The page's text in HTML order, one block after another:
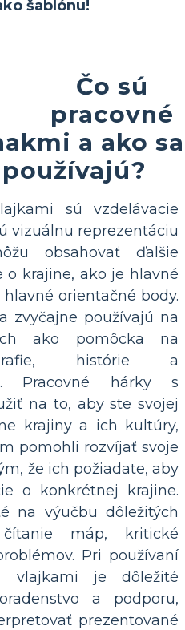
šablónu!
Čo sú
pracovné
a ako sa
sú vzdelávacie
vizuálnu reprezentáciu
obsahovať ďalšie
o krajine, ako je hlavné
orientačné body.
zvyčajne používajú na
ako pomôcka na
histórie a
Pracovné hárky s
na to, aby ste svojej
krajiny a ich kultúry,
pomohli rozvíjať svoje
že ich požiadate, aby
o konkrétnej krajine.
na výučbu dôležitých
máp, kritické
Pri používaní
vlajkami je dôležité
a podporu,
prezentované